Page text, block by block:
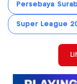
Persebaya
Super League